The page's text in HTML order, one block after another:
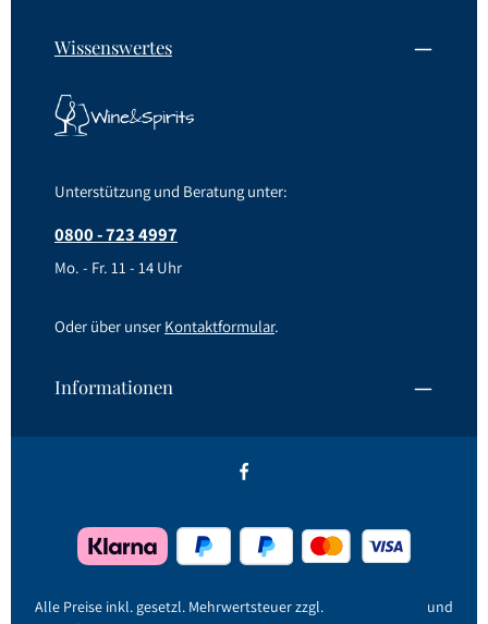
Wissenswertes
Unterstützung und Beratung unter:
0800 - 723 4997
Mo. - Fr. 11 - 14 Uhr
Oder über unser Kontaktformular.
Informationen
Alle Preise inkl. gesetzl. Mehrwertsteuer zzgl.
und